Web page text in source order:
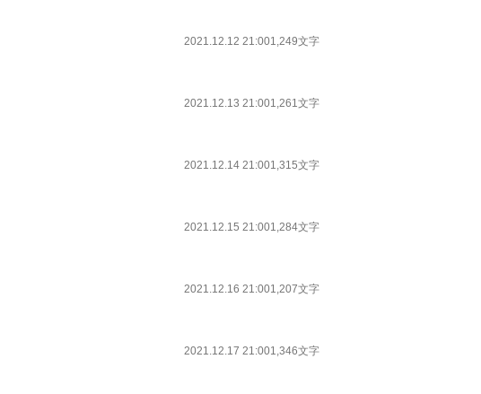
2021.12.12 21:001,249文字
2021.12.13 21:001,261文字
2021.12.14 21:001,315文字
2021.12.15 21:001,284文字
2021.12.16 21:001,207文字
2021.12.17 21:001,346文字